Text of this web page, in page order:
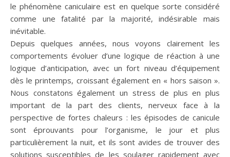
le phénomène caniculaire est en quelque sorte considéré
comme une fatalité par la majorité, indésirable mais
inévitable.
Depuis quelques années, nous voyons clairement les
comportements évoluer d’une logique de réaction à une
logique d’anticipation, avec un fort niveau d’équipement
dès le printemps, croissant également en « hors saison ».
Nous constatons également un stress de plus en plus
important de la part des clients, nerveux face à la
perspective de fortes chaleurs : les épisodes de canicule
sont éprouvants pour l’organisme, le jour et plus
particulièrement la nuit, et ils sont avides de trouver des
solutions susceptibles de les soulager rapidement avec